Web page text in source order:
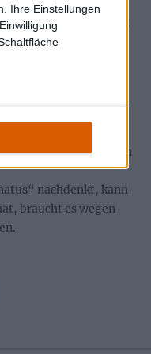
Ihre Einstellungen
gibt es noch eine
dieses Top-Hits hört
Ein Poster, das das
Jewel-Case steckt in
nachdenkt, kann
braucht es wegen